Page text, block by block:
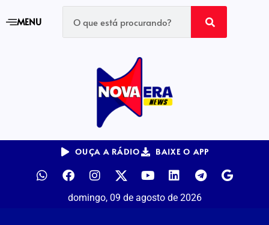
MENU
OUÇA A RÁDIO BAIXE O APP
domingo, 09 de agosto de 2026